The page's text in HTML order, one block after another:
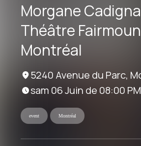
Morgane
Théâtre
Montréal
5240 Avenue du Parc,
sam 06 Juin de 08:00
event Montréal